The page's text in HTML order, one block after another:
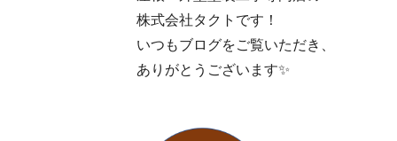
株式会社タクトです！
いつもブログをご覧いただき、
ありがとうございます✨